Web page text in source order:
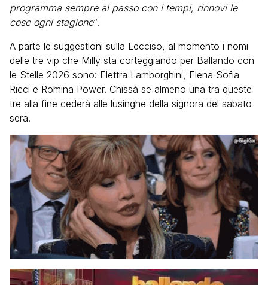
programma sempre al passo con i tempi, rinnovi le
cose ogni stagione“.
A parte le suggestioni sulla Lecciso, al momento i nomi
delle tre vip che Milly sta corteggiando per Ballando con
le Stelle 2026 sono: Elettra Lamborghini, Elena Sofia
Ricci e Romina Power. Chissà se almeno una tra queste
tre alla fine cederà alle lusinghe della signora del sabato
sera.